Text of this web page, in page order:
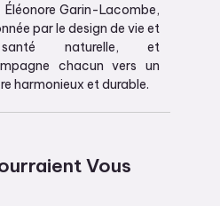
Éléonore Garin-Lacombe,
par le design de vie et
naturelle, et
chacun vers un
harmonieux et durable.
Vous